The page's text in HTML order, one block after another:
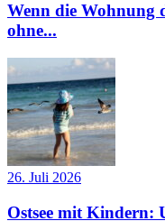
Wenn die Wohnung
ohne...
26. Juli 2026
Ostsee mit Kindern: